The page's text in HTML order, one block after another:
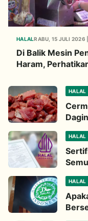
HALALRABU, 15 JULI 2026
Di Balik Mesin
Haram,
HALAL
HALAL
HALAL
Ini